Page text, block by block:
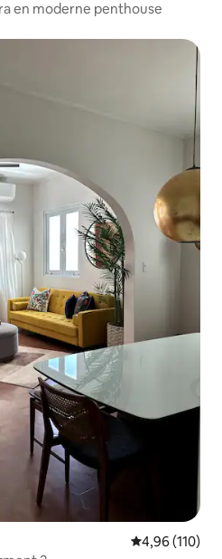
en moderne penthouse
4,96 ud af 5 i
4,96 (110)